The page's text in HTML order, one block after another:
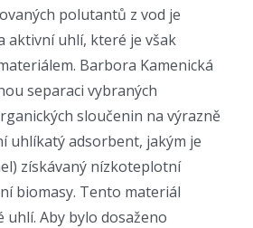
polutantů z vod je
aktivní uhlí, které je však
Barbora Kamenická
separaci vybraných
sloučenin na výrazně
uhlíkatý adsorbent, jakým je
získávaný nízkoteplotní
biomasy. Tento materiál
Aby bylo dosaženo